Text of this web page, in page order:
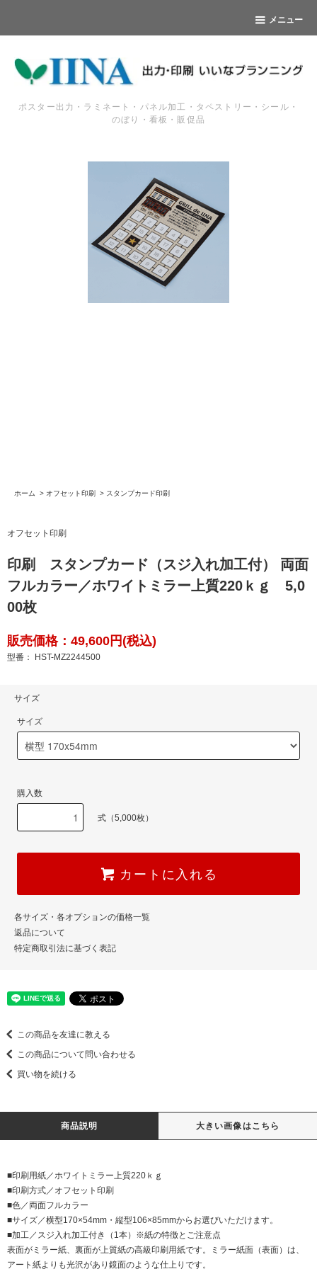
メニュー
ポスター出力・ラミネート・パネル加工・タペストリー・シール・
のぼり・看板・販促品
ホーム > オフセット印刷 > スタンプカード印刷
オフセット印刷
印刷 スタンプカード（スジ入れ加工付） 両面
フルカラー／ホワイトミラー上質220ｋｇ 5,0
00枚
販売価格：49,600円(税込)
型番： HST-MZ2244500
サイズ
サイズ
購入数
式（5,000枚）
カートに入れる
各サイズ・各オプションの価格一覧
返品について
特定商取引法に基づく表記
この商品を友達に教える
この商品について問い合わせる
買い物を続ける
商品説明 大きい画像はこちら
■印刷用紙／ホワイトミラー上質220ｋｇ
■印刷方式／オフセット印刷
■色／両面フルカラー
■サイズ／横型170×54mm・縦型106×85mmからお選びいただけます。
■加工／スジ入れ加工付き（1本）※紙の特徴とご注意点
表面がミラー紙、裏面が上質紙の高級印刷用紙です。ミラー紙面（表面）は、
アート紙よりも光沢があり鏡面のような仕上りです。